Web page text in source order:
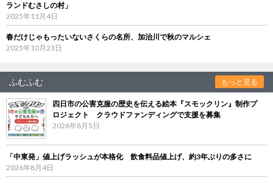
ランドむさしの村」
2025年11月4日
春だけじゃもったいないさくらの名所、加治川で秋のマルシェ
2025年10月23日
ふむふむ もっと見る
四日市の公害克服の歴史を伝える絵本『スモックリン』制作プ
ロジェクト クラウドファンディングで支援を募集
2026年8月5日
「中東発」値上げラッシュが本格化 飲食料品値上げ、約3年ぶりの多さに
2026年8月4日